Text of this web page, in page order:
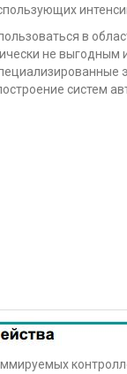
в
не
систем